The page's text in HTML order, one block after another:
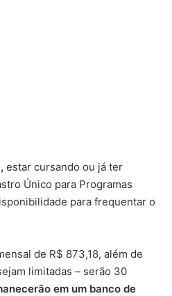
, estar cursando ou já ter
Único para Programas
para frequentar o
de R$ 873,18, além de
limitadas – serão 30
em um banco de